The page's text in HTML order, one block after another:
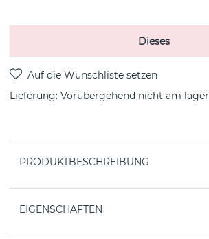
Dieses
Lieferung: Vorübergehend nicht am lager
PRODUKTBESCHREIBUNG
EIGENSCHAFTEN